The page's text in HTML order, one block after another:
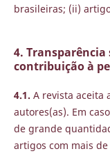
brasileiras; (ii)
4.
contribuição à
4.1. A revista aceita
autores(as). Em
de grande
artigos com mais